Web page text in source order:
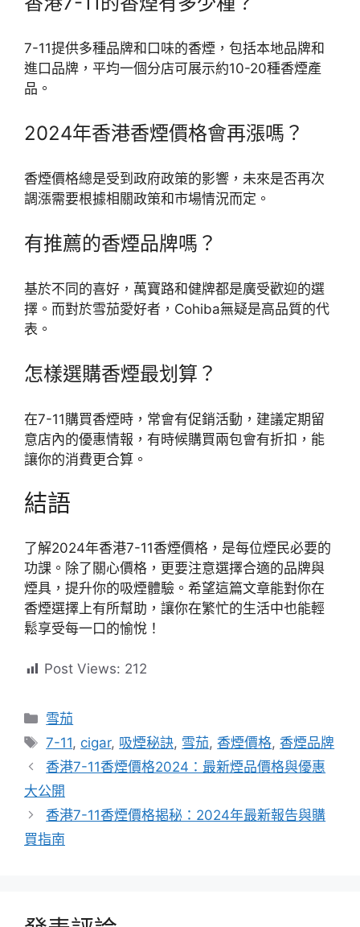
7-11提供多種品牌和口味的香煙，包括本地品牌和
進口品牌，平均一個分店可展示約10-20種香煙產
品。
2024年香港香煙價格會再漲嗎？
香煙價格總是受到政府政策的影響，未來是否再次
調漲需要根據相關政策和市場情況而定。
有推薦的香煙品牌嗎？
基於不同的喜好，萬寶路和健牌都是廣受歡迎的選
擇。而對於雪茄愛好者，Cohiba無疑是高品質的代
表。
怎樣選購香煙最划算？
在7-11購買香煙時，常會有促銷活動，建議定期留
意店內的優惠情報，有時候購買兩包會有折扣，能
讓你的消費更合算。
結語
了解2024年香港7-11香煙價格，是每位煙民必要的
功課。除了關心價格，更要注意選擇合適的品牌與
煙具，提升你的吸煙體驗。希望這篇文章能對你在
香煙選擇上有所幫助，讓你在繁忙的生活中也能輕
鬆享受每一口的愉悅！
Post Views: 212
分
類
雪茄
標
籤
7-11, cigar, 吸煙秘訣, 雪茄, 香煙價格, 香煙品牌
香港7-11香煙價格2024：最新煙品價格與優惠
大公開
香港7-11香煙價格揭秘：2024年最新報告與購
買指南